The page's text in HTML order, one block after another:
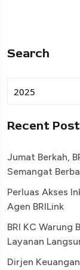
Search
Recent
Jumat Berkah,
Semangat
Perluas Akses
Agen BRILink
BRI KC Warung
Layanan
Dirjen